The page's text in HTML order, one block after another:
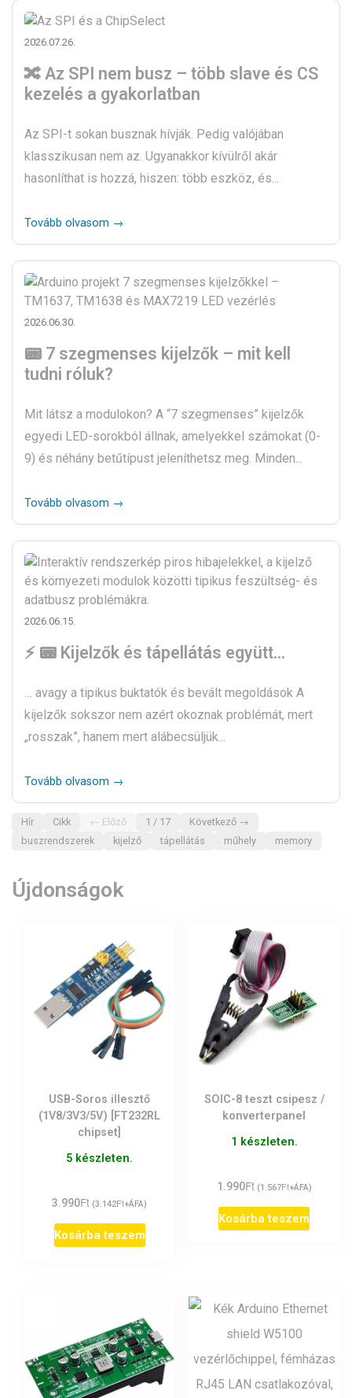
2026.07.26.
🔀 Az SPI nem busz – több slave és CS
kezelés a gyakorlatban
Az SPI-t sokan busznak hívják. Pedig valójában
klasszikusan nem az. Ugyanakkor kívülről akár
hasonlíthat is hozzá, hiszen: több eszköz, és...
Tovább olvasom →
2026.06.30.
📟 7 szegmenses kijelzők – mit kell
tudni róluk?
Mit látsz a modulokon? A “7 szegmenses” kijelzők
egyedi LED-sorokból állnak, amelyekkel számokat (0-
9) és néhány betűtípust jeleníthetsz meg. Minden...
Tovább olvasom →
2026.06.15.
⚡ 📟 Kijelzők és tápellátás együtt…
… avagy a tipikus buktatók és bevált megoldások A
kijelzők sokszor nem azért okoznak problémát, mert
„rosszak”, hanem mert alábecsüljük...
Tovább olvasom →
Hír Cikk ← Előző 1 / 17
Következő →
buszrendszerek
kijelző tápellátás műhely memory
Újdonságok
USB-Soros illesztő
(1V8/3V3/5V) [FT232RL
chipset]
5 készleten.
3.990Ft (3.142Ft+ÁFA)
Kosárba teszem
SOIC-8 teszt csipesz /
konverterpanel
1 készleten.
1.990Ft (1.567Ft+ÁFA)
Kosárba teszem